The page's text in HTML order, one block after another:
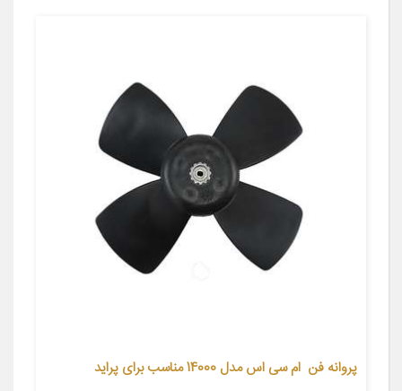
پروانه فن ام سی اس مدل 14000 مناسب برای پراید